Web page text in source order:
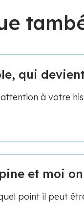
qui
à votre
et moi
point il peut